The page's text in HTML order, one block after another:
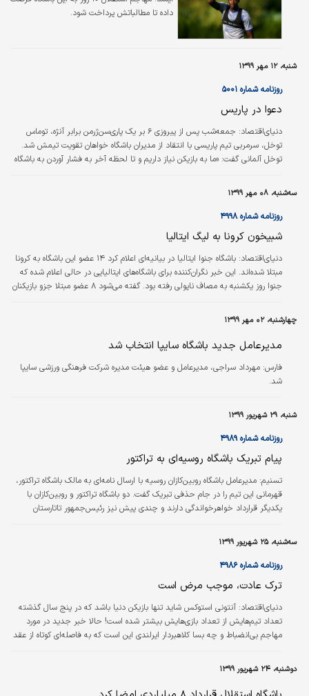
داده تا مطالباتش پرداخت شود.
شنبه، ۱۲ مهر ۱۳۹۹
روزنامه شماره ۵۰۰۱
دعوا در پاریس
دنیای‌اقتصاد:
جمعه‌شب پس از پیروزی ۶ بر یک پاری‌سن‌ژرمن برابر آنژه، توماس
توخل، سرمربی تیم پاریسی با انتقاد از مدیران باشگاه خواهان تقویت تیمش شد.
توخل آلمانی گفت: «ما به بازیکن نیاز داریم و تا لحظه آخر به فشار آوردن به باشگاه
مواجه شد. لئوناردو گفت: «من از صحبت‌های مربی‌مان توخل خوشم نیامد. نه
صحبت‌هایش را متوجه شدم و نه از آنها خوشم آمد. در باشگاه این مساله را بررسی
خواهیم کرد تا ببینیم این صحبت‌ها باید جریمه شود یا نه.» اظهارات…
سه‌شنبه، ۰۸ مهر ۱۳۹۹
روزنامه شماره ۴۹۹۸
شبیخون کرونا به لیگ ایتالیا
دنیای‌اقتصاد:
باشگاه جنوا ایتالیا در بیانیه‌ای اعلام کرد ۱۴ عضو این باشگاه به کرونا
مبتلا شده‌اند. این خبر نگران‌کننده برای باشگاه‌های ایتالیایی در حالی اعلام شده که
جنوا روز یکشنبه به مصاف ناپولی رفته بود. گفته می‌شود ۸ عضو مبتلا جزو بازیکنان
چهارشنبه، ۰۲ مهر ۱۳۹۹
مدیرعامل جدید باشگاه سایپا انتخاب شد
فارس: مهرداد سراجی، مدیرعامل و عضو هیئت مدیره شرکت فرهنگی ورزشی سایپا
شد.
شنبه، ۲۹ شهریور ۱۳۹۹
روزنامه شماره ۴۹۸۹
پیام تبریک باشگاه روسیه‌ای به تراکتور
تسنیم: مدیرعامل باشگاه روبین‌کازان روسیه با ارسال نامه‌ای به مالک باشگاه تراکتور،
قهرمانی این تیم را در جام حذفی تبریک گفت. دو باشگاه تراکتور و روبین‌کازان با
یکدیگر قرارداد خواهرخواندگی دارند و چندی پیش نیز رئیس‌جمهور تاتارستان
سه‌شنبه، ۲۵ شهریور ۱۳۹۹
روزنامه شماره ۴۹۸۶
ترک عادت، موجب مرض است
دنیای‌اقتصاد: آنتونی استوکس شاید تنها بازیکن دنیا باشد که در پنج سال گذشته
تعداد تیم‌هایش از تعداد بازی‌هایش بیشتر شده است! حالا خبر جدید در مورد
مهاجم بی‌انضباط و چه بسا کلاهبردار ایرلندی این است که به فاصله‌ای کوتاه از عقد
تیم اسکاتلندی گفته؛ استوکس در تمرینات عملکرد خوبی نداشت و اشتیاق لازم در او
دیده نشد، در نتیجه باشگاه تصمیم گرفت برای جلوگیری از ضررهای بیشتر، همین
ابتدای راه قرارداد را فسخ کند. استوکس بعد از نیمه‌کاره…
دوشنبه، ۲۴ شهریور ۱۳۹۹